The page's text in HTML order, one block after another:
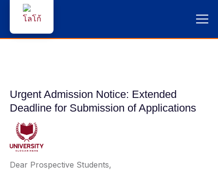
บริการนักศึกษา
คณาจารย์และบุคลากร
บุคคลทั่วไป
Urgent Admission Notice: Extended
Deadline for Submission of Applications
Dear Prospective Students,